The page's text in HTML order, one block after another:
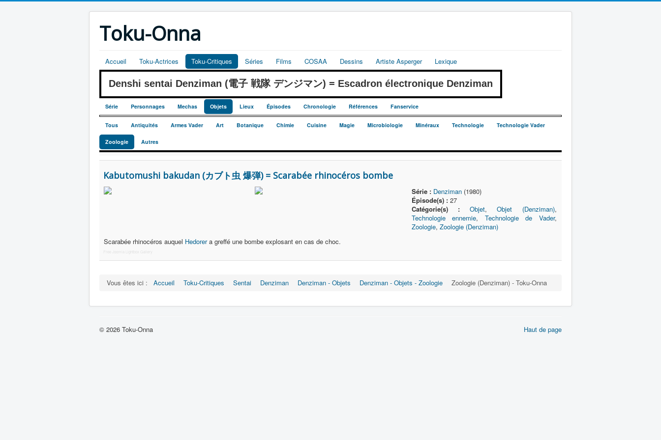
Toku-Onna
Accueil Toku-Actrices Toku-Critiques Séries Films COSAA Dessins Artiste Asperger Lexique
Denshi sentai Denziman (電子 戦隊 デンジマン) = Escadron électronique Denziman
Série Personnages Mechas Objets Lieux Épisodes Chronologie Références Fanservice
Tous Antiquités Armes Vader Art Botanique Chimie Cuisine Magie Microbiologie Minéraux Technologie Technologie Vader
Zoologie Autres
Kabutomushi bakudan (カブト虫 爆弾) = Scarabée rhinocéros bombe
Série : Denziman(1980)
Épisode(s) :27
Catégorie(s) :
Objet,Objet (Denziman),
Technologie ennemie, Technologie de Vader,
Zoologie, Zoologie (Denziman)
Scarabée rhinocéros auquel Hedorera greffé une bombe explosant en cas de choc.
Vous êtes ici : Accueil Toku-Critiques Sentai Denziman Denziman - Objets Denziman - Objets - Zoologie Zoologie (Denziman) - Toku-Onna
Haut de page
© 2026 Toku-Onna